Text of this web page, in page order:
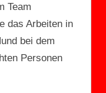
Team
das Arbeiten in
bei dem
Personen